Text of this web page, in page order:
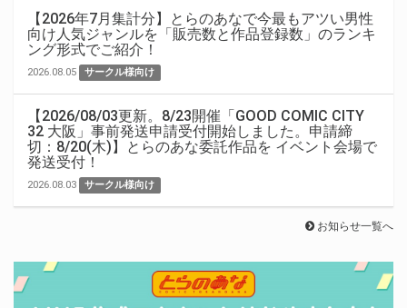
【2026年7月集計分】とらのあなで今最もアツい男性
向け人気ジャンルを「販売数と作品登録数」のランキ
ング形式でご紹介！
2026.08.05 サークル様向け
【2026/08/03更新。8/23開催「GOOD COMIC CITY
32 大阪」事前発送申請受付開始しました。申請締
切：8/20(木)】とらのあな委託作品を イベント会場で
発送受付！
2026.08.03 サークル様向け
お知らせ一覧へ